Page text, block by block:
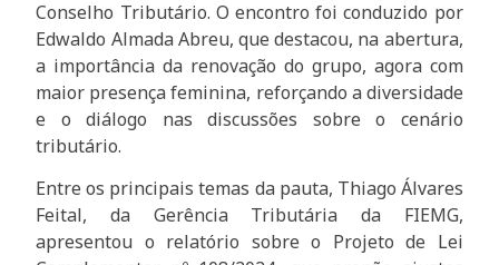
Conselho Tributário. O encontro foi conduzido por
Edwaldo Almada Abreu, que destacou, na abertura,
a importância da renovação do grupo, agora com
maior presença feminina, reforçando a diversidade
e o diálogo nas discussões sobre o cenário
tributário.
Entre os principais temas da pauta, Thiago Álvares
Feital, da Gerência Tributária da FIEMG,
apresentou o relatório sobre o Projeto de Lei